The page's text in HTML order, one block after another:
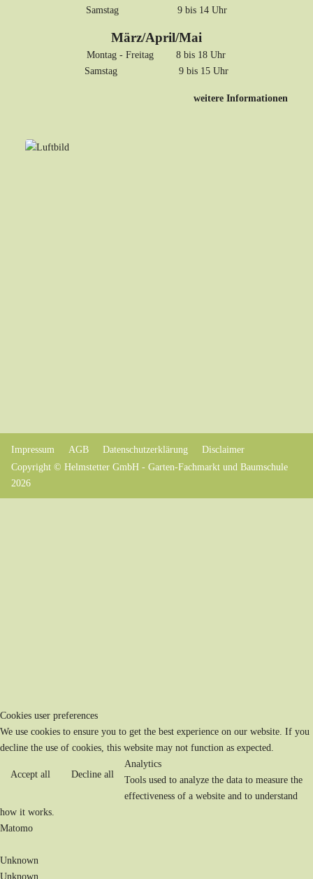
Samstag 9 bis 14 Uhr
März/April/Mai
Montag - Freitag 8 bis 18 Uhr
Samstag 9 bis 15 Uhr
weitere Informationen
Impressum AGB Datenschutzerklärung
Disclaimer
Copyright © Helmstetter GmbH - Garten-Fachmarkt und Baumschule
2026
Cookies user preferences
We use cookies to ensure you to get the best experience on our website. If you
decline the use of cookies, this website may not function as expected.
Accept all Decline all
Analytics
Tools used to analyze the data to measure the
effectiveness of a website and to understand
how it works.
Matomo
Unknown
Unknown